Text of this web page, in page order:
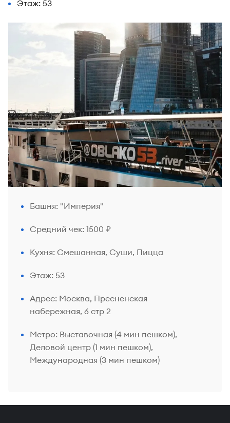
Этаж: 53
Башня: "Империя"
Средний чек: 1500 ₽
Кухня: Смешанная, Суши, Пицца
Этаж: 53
Адрес: Москва, Пресненская
набережная, 6 стр 2
Метро: Выставочная (4 мин пешком),
Деловой центр (1 мин пешком),
Международная (3 мин пешком)